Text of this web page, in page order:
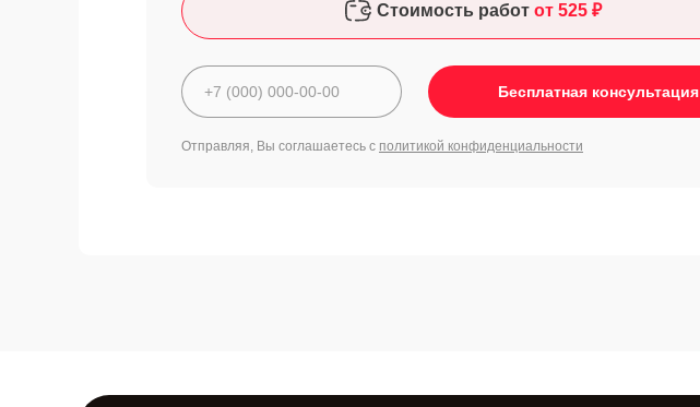
Стоимость работ от 525 ₽
Бесплатная консультация
Отправляя, Вы соглашаетесь с политикой конфиденциальности